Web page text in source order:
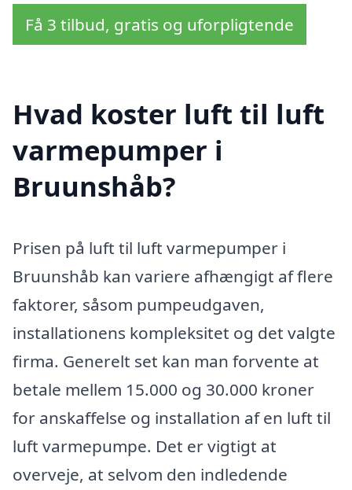
Få 3 tilbud, gratis og uforpligtende
Hvad koster luft til luft
varmepumper i
Bruunshåb?
Prisen på luft til luft varmepumper i
Bruunshåb kan variere afhængigt af flere
faktorer, såsom pumpeudgaven,
installationens kompleksitet og det valgte
firma. Generelt set kan man forvente at
betale mellem 15.000 og 30.000 kroner
for anskaffelse og installation af en luft til
luft varmepumpe. Det er vigtigt at
overveje, at selvom den indledende